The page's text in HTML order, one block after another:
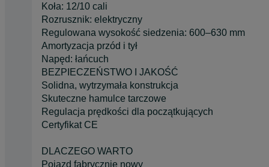
Koła: 12/10 cali
Rozrusznik: elektryczny
Regulowana wysokość siedzenia: 600–630 mm
Amortyzacja przód i tył
Napęd: łańcuch
BEZPIECZEŃSTWO I JAKOŚĆ
Solidna, wytrzymała konstrukcja
Skuteczne hamulce tarczowe
Regulacja prędkości dla początkujących
Certyfikat CE
DLACZEGO WARTO
Pojazd fabrycznie nowy